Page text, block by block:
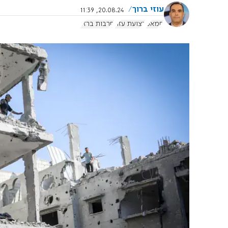
עוזי ברוך
20.08.24, 11:39
חמאס רצועת עזה חרבות ברזל